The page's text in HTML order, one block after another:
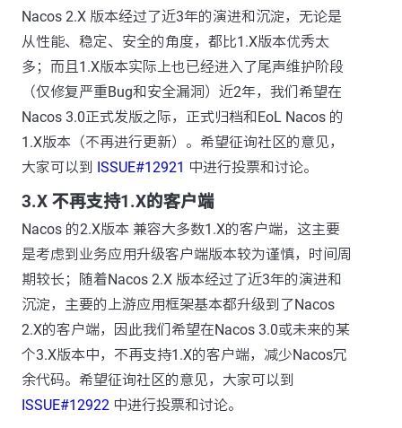
Nacos 2.X 版本经过了近3年的演进和沉淀，无论是
从性能、稳定、安全的角度，都比1.X版本优秀太
多；而且1.X版本实际上也已经进入了尾声维护阶段
（仅修复严重Bug和安全漏洞）近2年，我们希望在
Nacos 3.0正式发版之际，正式归档和EoL Nacos 的
1.X版本（不再进行更新）。希望征询社区的意见，
大家可以到 ISSUE#12921 中进行投票和讨论。
3.X 不再支持1.X的客户端
Nacos 的2.X版本 兼容大多数1.X的客户端，这主要
是考虑到业务应用升级客户端版本较为谨慎，时间周
期较长；随着Nacos 2.X 版本经过了近3年的演进和
沉淀，主要的上游应用框架基本都升级到了Nacos
2.X的客户端，因此我们希望在Nacos 3.0或未来的某
个3.X版本中，不再支持1.X的客户端，减少Nacos冗
余代码。希望征询社区的意见，大家可以到
ISSUE#12922 中进行投票和讨论。